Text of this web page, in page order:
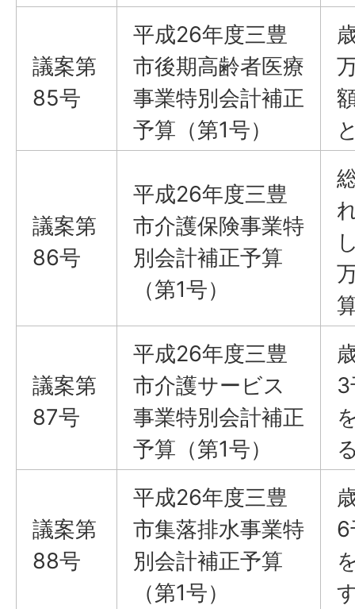
議案​​​​​​​第
85号
平成26年度三豊
市後期高齢者医療
事業特別会計補正
予算（第1号）
議案​​​​​​​第
86号
平成26年度三豊
市介護保険事業特
別会計補正予算
（第1号）
議案​​​​​​​第
87号
平成26年度三豊
市介護サービス
事業特別会計補正
予算（第1号）
議案​​​​​​​第
88号
平成26年度三豊
市集落排水事業特
別会計補正予算
（第1号）
6